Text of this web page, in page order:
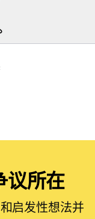
议所在
启发性想法并